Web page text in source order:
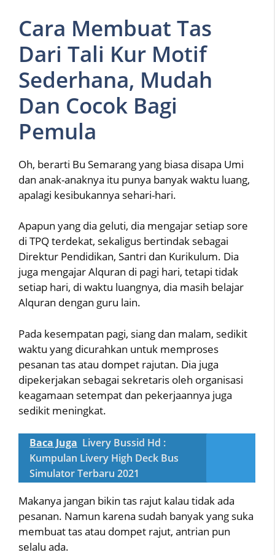
Cara Membuat Tas
Dari Tali Kur Motif
Sederhana, Mudah
Dan Cocok Bagi
Pemula
Oh, berarti Bu Semarang yang biasa disapa Umi
dan anak-anaknya itu punya banyak waktu luang,
apalagi kesibukannya sehari-hari.
Apapun yang dia geluti, dia mengajar setiap sore
di TPQ terdekat, sekaligus bertindak sebagai
Direktur Pendidikan, Santri dan Kurikulum. Dia
juga mengajar Alquran di pagi hari, tetapi tidak
setiap hari, di waktu luangnya, dia masih belajar
Alquran dengan guru lain.
Pada kesempatan pagi, siang dan malam, sedikit
waktu yang dicurahkan untuk memproses
pesanan tas atau dompet rajutan. Dia juga
dipekerjakan sebagai sekretaris oleh organisasi
keagamaan setempat dan pekerjaannya juga
sedikit meningkat.
Baca Juga Livery Bussid Hd :
Kumpulan Livery High Deck Bus
Simulator Terbaru 2021
Makanya jangan bikin tas rajut kalau tidak ada
pesanan. Namun karena sudah banyak yang suka
membuat tas atau dompet rajut, antrian pun
selalu ada.